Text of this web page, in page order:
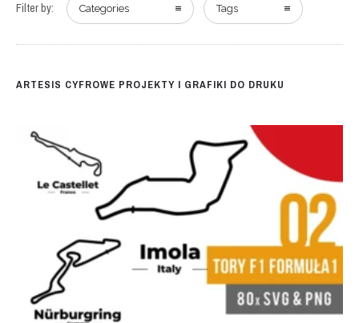
Filter by: Categories Tags
ARTESIS CYFROWE PROJEKTY I GRAFIKI DO DRUKU